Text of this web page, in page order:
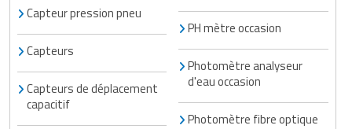
Capteur pression pneu
Capteurs
Capteurs de déplacement
capacitif
PH mètre occasion
Photomètre analyseur
d'eau occasion
Photomètre fibre optique